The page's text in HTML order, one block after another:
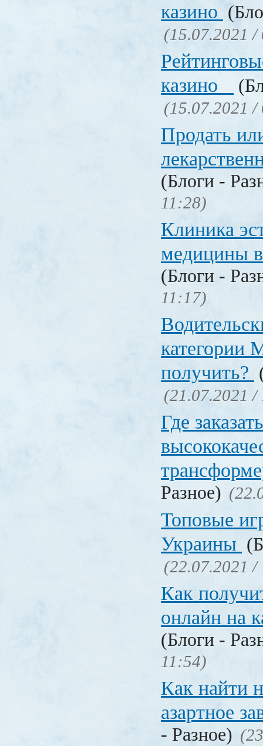
казино
(15.07.2021 /
казино
(15.07.2021 /
Продать
(Блоги -
11:28)
Клиника
медицины
(Блоги -
11:17)
категории
получить?
(21.07.2021 /
Где заказать
Разное)
Топовые
Украины
(22.07.2021 /
Как
онлайн на
(Блоги -
11:54)
Как найти
азартное
- Разное)